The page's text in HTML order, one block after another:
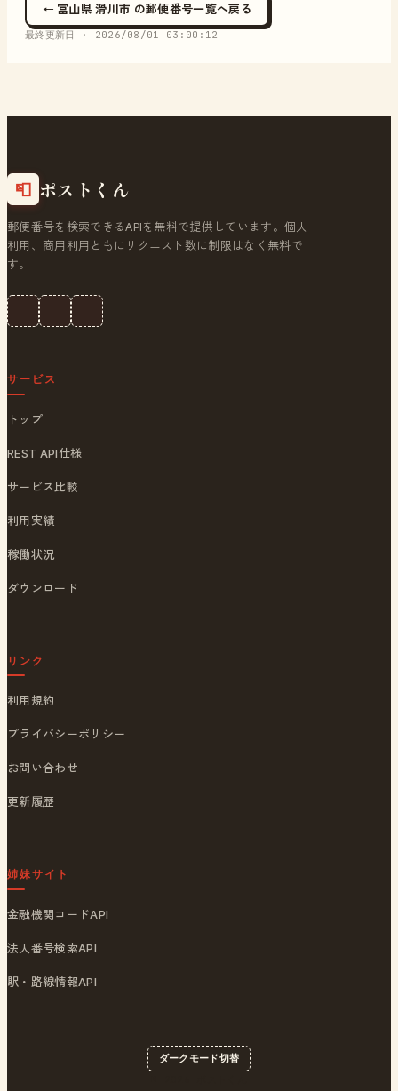
← 富山県 滑川市 の郵便番号一覧へ戻る
最終更新日 · 2026/08/01 03:00:12
📮 ポストくん
郵便番号を検索できるAPIを無料で提供しています。個人
利用、商用利用ともにリクエスト数に制限はなく無料で
す。
サービス
トップ
REST API仕様
サービス比較
利用実績
稼働状況
ダウンロード
リンク
利用規約
プライバシーポリシー
お問い合わせ
更新履歴
姉妹サイト
金融機関コードAPI
法人番号検索API
駅・路線情報API
ダークモード切替